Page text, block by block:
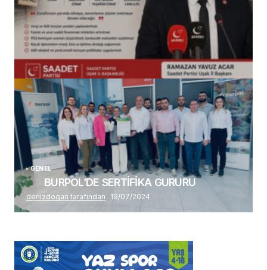
(başlıksız)
Alaattin Karahan tarafından 14/07/2026
GENEL
BURPOL’DE SERTİFİKA GURURU
denizdogan tarafından 19/07/2024